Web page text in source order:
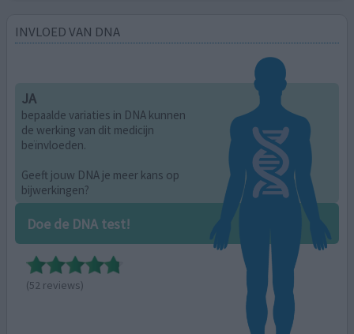
INVLOED VAN DNA
JA
bepaalde variaties in DNA kunnen
de werking van dit medicijn
beïnvloeden.
Geeft jouw DNA je meer kans op
bijwerkingen?
Doe de DNA test!
(52 reviews)